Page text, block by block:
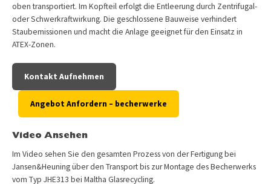
oben transportiert. Im Kopfteil erfolgt die Entleerung durch Zentrifugal-
oder Schwerkraftwirkung. Die geschlossene Bauweise verhindert
Staubemissionen und macht die Anlage geeignet für den Einsatz in
ATEX-Zonen.
Kontakt Aufnehmen
Angebot Anfordern – becherwerke
Video Ansehen
Im Video sehen Sie den gesamten Prozess von der Fertigung bei
Jansen&Heuning über den Transport bis zur Montage des Becherwerks
vom Typ JHE313 bei Maltha Glasrecycling.